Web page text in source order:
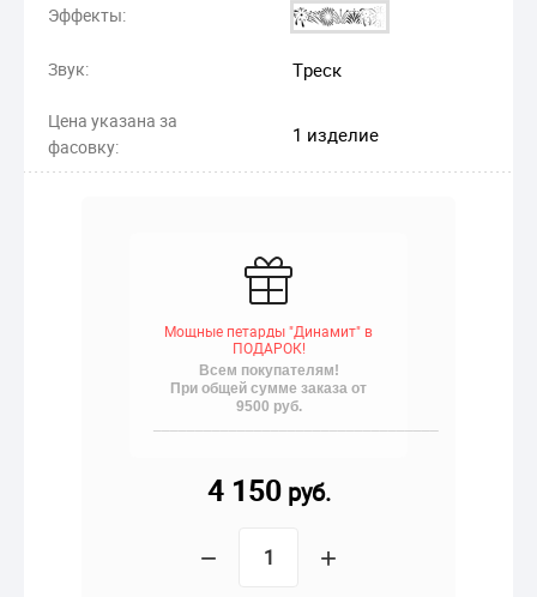
Эффекты:
Звук: Треск
Цена указана за
фасовку:
1 изделие
Мощные петарды "Динамит" в
ПОДАРОК!
Всем покупателям!
При общей сумме заказа от
9500 руб.
4 150руб.
− +